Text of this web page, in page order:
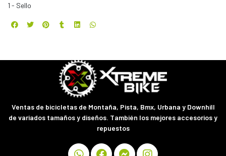
1 - Sello
Ventas de bicicletas de Montaña, Pista, Bmx, Urbana y Downhill
de variados tamaños y diseños. También los mejores accesorios y
repuestos